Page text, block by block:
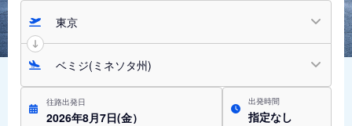
東京
ベミジ(ミネソタ州)
往路出発日
2026年8月7日(金）
出発時間
指定なし